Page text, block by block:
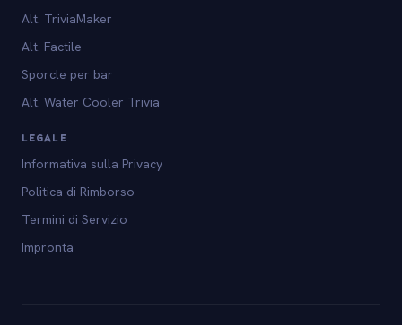
Alt. TriviaMaker
Alt. Factile
Sporcle per bar
Alt. Water Cooler Trivia
LEGALE
Informativa sulla Privacy
Politica di Rimborso
Termini di Servizio
Impronta